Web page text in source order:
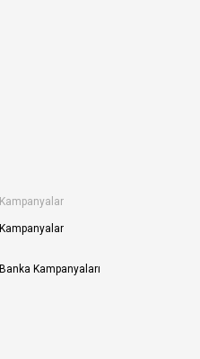
Kampanyalar
Kampanyalar
Banka Kampanyaları